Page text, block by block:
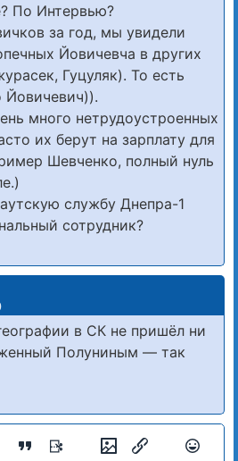
По Интервью?
за год, мы увидели
Йовичевча в других
Гуцуляк). То есть
Йовичевич)).
много нетрудоустроенных
их берут на зарплату для
Шевченко, полный нуль
службу Днепра-1
сотрудник?
в СК не пришёл ни
Полуниным — так